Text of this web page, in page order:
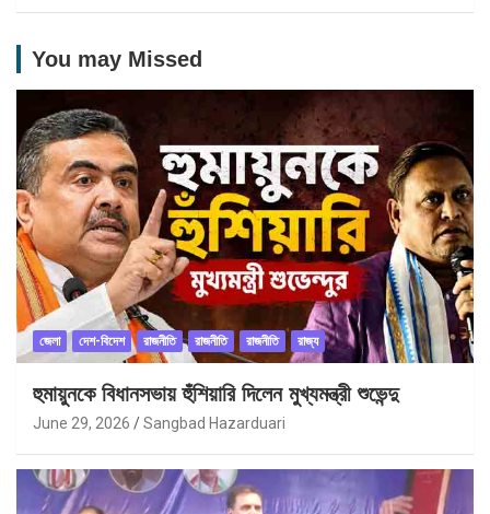
You may Missed
জেলা দেশ-বিদেশ রাজনীতি রাজনীতি রাজনীতি রাজ্য
হুমায়ুনকে বিধানসভায় হুঁশিয়ারি দিলেন মুখ্যমন্ত্রী শুভেন্দু
June 29, 2026 Sangbad Hazarduari